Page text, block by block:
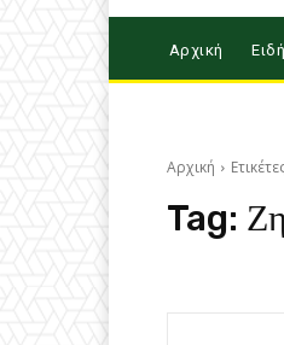
Αρχική
Αρχική
Tag: